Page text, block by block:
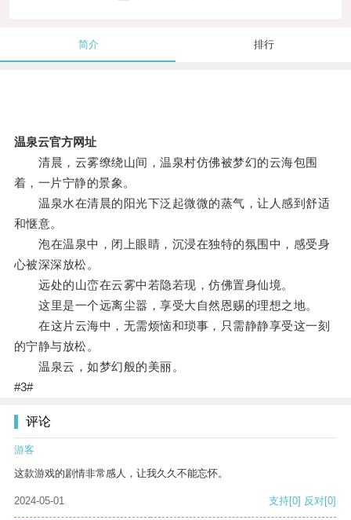
简介 排行
温泉云官方网址
清晨，云雾缭绕山间，温泉村仿佛被梦幻的云海包围
着，一片宁静的景象。
温泉水在清晨的阳光下泛起微微的蒸气，让人感到舒适
和惬意。
泡在温泉中，闭上眼睛，沉浸在独特的氛围中，感受身
心被深深放松。
远处的山峦在云雾中若隐若现，仿佛置身仙境。
这里是一个远离尘嚣，享受大自然恩赐的理想之地。
在这片云海中，无需烦恼和琐事，只需静静享受这一刻
的宁静与放松。
温泉云，如梦幻般的美丽。
#3#
评论
游客
这款游戏的剧情非常感人，让我久久不能忘怀。
2024-05-01 支持[0] 反对[0]